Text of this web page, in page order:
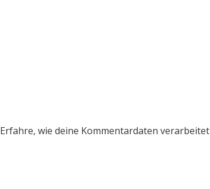
Erfahre, wie deine Kommentardaten verarbeitet